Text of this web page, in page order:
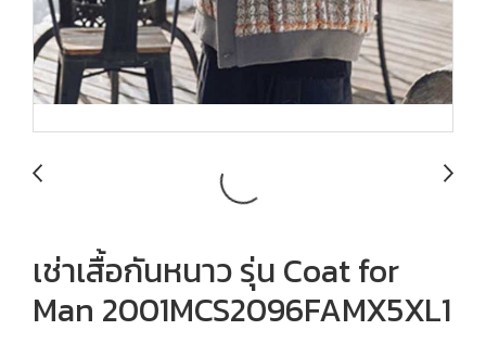
เช่าเสื้อกันหนาว รุ่น Coat for
Man 2001MCS2096FAMX5XL1